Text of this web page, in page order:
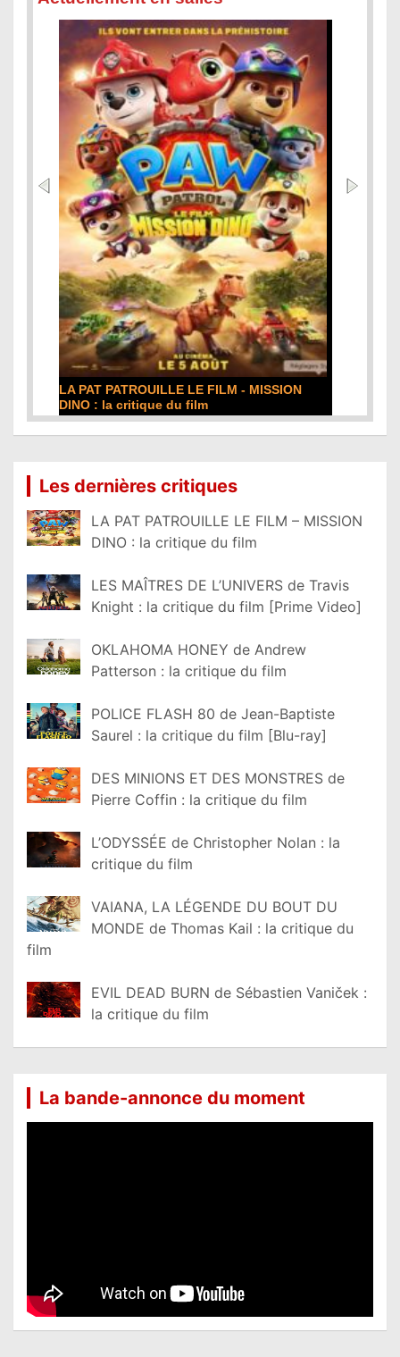
PAT PATROUILLE LE FILM - MISSION
: la critique du film
Les dernières critiques
LA PAT PATROUILLE LE FILM – MISSION
DINO : la critique du film
LES MAÎTRES DE L’UNIVERS de Travis
Knight : la critique du film [Prime Video]
OKLAHOMA HONEY de Andrew
Patterson : la critique du film
POLICE FLASH 80 de Jean-Baptiste
Saurel : la critique du film [Blu-ray]
DES MINIONS ET DES MONSTRES de
Pierre Coffin : la critique du film
L’ODYSSÉE de Christopher Nolan : la
critique du film
VAIANA, LA LÉGENDE DU BOUT DU
MONDE de Thomas Kail : la critique du
film
EVIL DEAD BURN de Sébastien Vaniček :
la critique du film
La bande-annonce du moment